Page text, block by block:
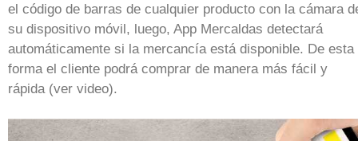
el código de barras de cualquier producto con la cámara
su dispositivo móvil, luego, App Mercaldas detectará
automáticamente si la mercancía está disponible. De esta
forma el cliente podrá comprar de manera más fácil y
rápida (ver video).